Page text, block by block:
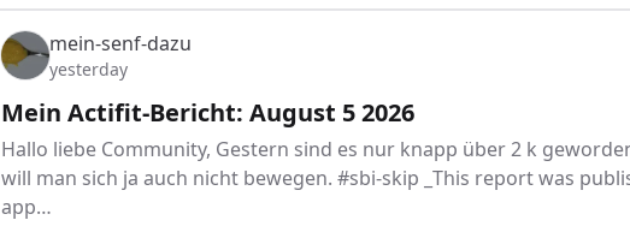
mein-senf-dazu
yesterday
Mein Actifit-Bericht: August 5 2026
Hallo liebe Community, Gestern sind es nur knapp über 2 k
will man sich ja auch nicht bewegen. #sbi-skip _This report was
app…